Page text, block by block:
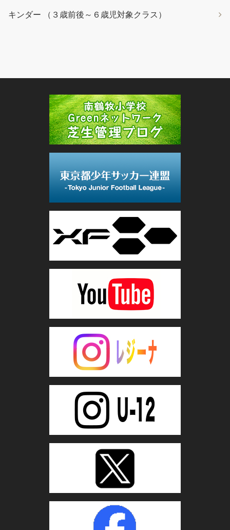
キンダー （３歳前後～６歳児対象クラス）